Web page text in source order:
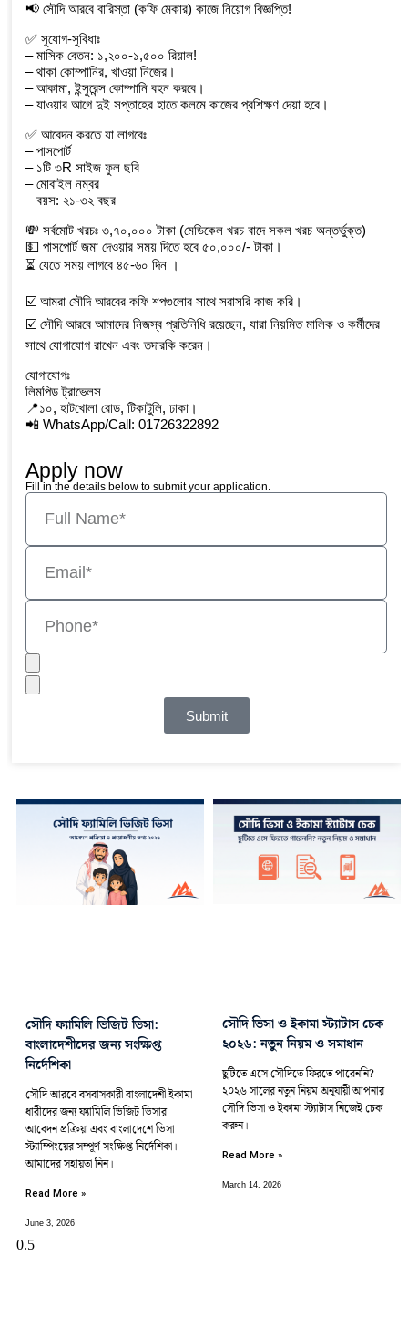
📢 সৌদি আরবে বারিস্তা (কফি মেকার) কাজে নিয়োগ বিজ্ঞপ্তি!
✅ সুযোগ-সুবিধাঃ
– মাসিক বেতন: ১,২০০-১,৫০০ রিয়াল!
– ⁠থাকা কোম্পানির, খাওয়া নিজের।
– ⁠আকামা, ইন্সুরেন্স কোম্পানি বহন করবে।
– ⁠যাওয়ার আগে দুই সপ্তাহের হাতে কলমে কাজের প্রশিক্ষণ দেয়া হবে।
✅ আবেদন করতে যা লাগবেঃ
– পাসপোর্ট
– ⁠১টি ৩R সাইজ ফুল ছবি
– ⁠মোবাইল নম্বর
– ⁠বয়স: ২১-৩২ বছর
💸 সর্বমোট খরচঃ ৩,৭০,০০০ টাকা (মেডিকেল খরচ বাদে সকল খরচ অন্তর্ভুক্ত)
💵 পাসপোর্ট জমা দেওয়ার সময় দিতে হবে ৫০,০০০/- টাকা।
⏳ যেতে সময় লাগবে ৪৫-৬০ দিন ।
☑️ আমরা সৌদি আরবের কফি শপগুলোর সাথে সরাসরি কাজ করি।
☑️ সৌদি আরবে আমাদের নিজস্ব প্রতিনিধি রয়েছেন, যারা নিয়মিত মালিক ও কর্মীদের
সাথে যোগাযোগ রাখেন এবং তদারকি করেন।
যোগাযোগঃ
লিমপিড ট্রাভেলস
📍১০, হাটখোলা রোড, টিকাটুলি, ঢাকা।
📲 WhatsApp/Call: 01726322892
Apply now
Fill in the details below to submit your application.
Submit
সৌদি ফ্যামিলি ভিজিট ভিসা:
বাংলাদেশীদের জন্য সংক্ষিপ্ত
নির্দেশিকা
সৌদি আরবে বসবাসকারী বাংলাদেশী ইকামা
ধারীদের জন্য ফ্যামিলি ভিজিট ভিসার
আবেদন প্রক্রিয়া এবং বাংলাদেশে ভিসা
স্ট্যাম্পিংয়ের সম্পূর্ণ সংক্ষিপ্ত নির্দেশিকা।
আমাদের সহায়তা নিন।
Read More »
June 3, 2026
সৌদি ভিসা ও ইকামা স্ট্যাটাস চেক
২০২৬: নতুন নিয়ম ও সমাধান
ছুটিতে এসে সৌদিতে ফিরতে পারেননি?
২০২৬ সালের নতুন নিয়ম অনুযায়ী আপনার
সৌদি ভিসা ও ইকামা স্ট্যাটাস নিজেই চেক
করুন।
Read More »
March 14, 2026